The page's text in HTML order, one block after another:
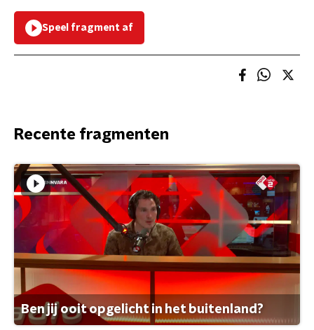
Speel fragment af
Recente fragmenten
Ben jij ooit opgelicht in het buitenland?